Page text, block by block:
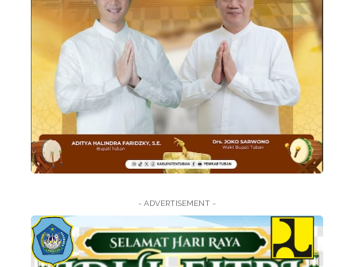
- ADVERTISEMENT -